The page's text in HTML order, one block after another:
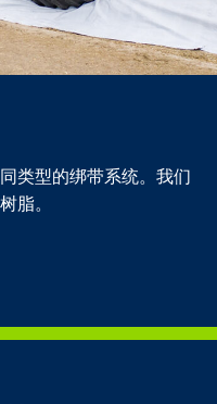
类型的绑带系统。我们
脂。